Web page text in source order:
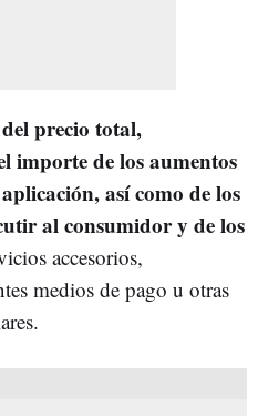
precio total,
importe de los aumentos
así como de los
al consumidor y de los
accesorios,
medios de pago u otras